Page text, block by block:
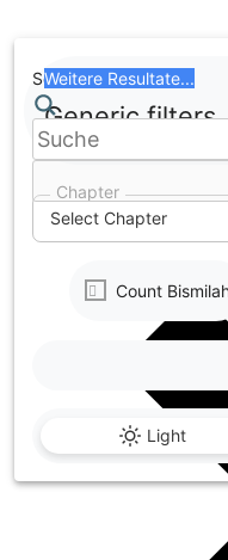
to
content
Chapter
Select Chapter
Search
Weitere Resultate...
Generic filters
Count
Light